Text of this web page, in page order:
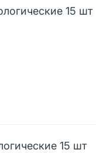
15 шт
15 шт